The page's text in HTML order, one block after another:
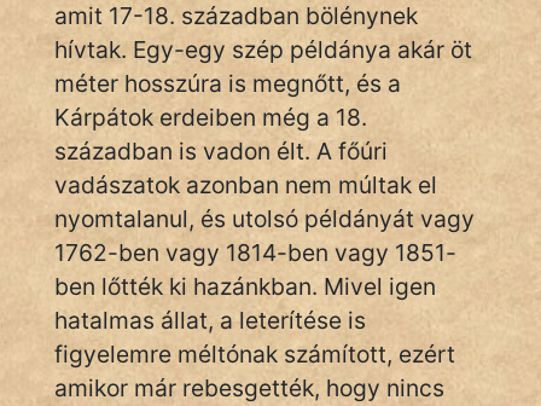
PSZICHO
ZENE
FILM
ÉLETMÓD
MAGYARSÁG
És
TÖRTÉNELEM
Népszerű szerzőink:
amit 17-18. században bölénynek
hívtak. Egy-egy szép példánya akár öt
méter hosszúra is megnőtt, és a
Kárpátok erdeiben még a 18.
században is vadon élt. A főúri
vadászatok azonban nem múltak el
nyomtalanul, és utolsó példányát vagy
1762-ben vagy 1814-ben vagy 1851-
ben lőtték ki hazánkban. Mivel igen
hatalmas állat, a leterítése is
figyelemre méltónak számított, ezért
amikor már rebesgették, hogy nincs